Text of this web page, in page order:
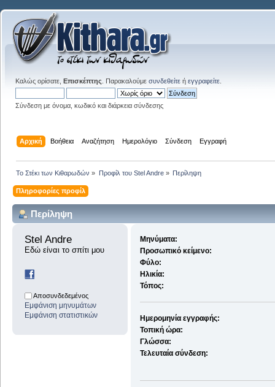
Καλώς ορίσατε, Επισκέπτης . Παρακαλούμε συνδεθείτε ή εγγραφείτε
Σύνδεση με όνομα, κωδικό και διάρκεια σύνδεσης
Αρχική Βοήθεια Αναζήτηση Ημερολόγιο Σύνδεση Εγγραφή
Το Στέκι των Κιθαρωδών » Προφίλ του Stel Andre» Περίληψη
Πληροφορίες προφίλ
Περίληψη
Stel Andre
Εδώ είναι το σπίτι μου
Αποσυνδεδεμένος
Εμφάνιση μηνυμάτων
Εμφάνιση στατιστικών
Μηνύματα:
Προσωπικό κείμενο:
Φύλο:
Ηλικία:
Τόπος:
Ημερομηνία εγγραφής:
Τοπική ώρα:
Γλώσσα:
Τελευταία σύνδεση: